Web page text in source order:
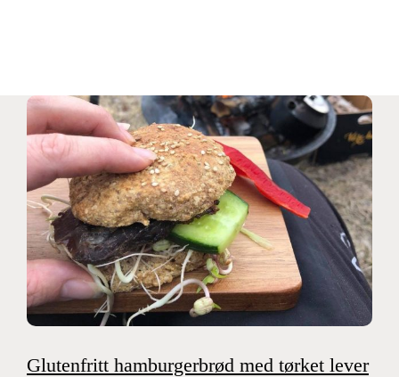
Glutenfritt hamburgerbrød med tørket lever